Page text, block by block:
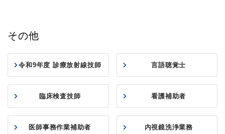
その他
令和9年度 診療放射線技師 言語聴覚士
臨床検査技師 看護補助者
医師事務作業補助者 内視鏡洗浄業務